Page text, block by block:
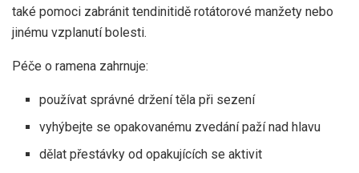
také pomoci zabránit tendinitidě rotátorové manžety nebo
jinému vzplanutí bolesti.
Péče o ramena zahrnuje:
používat správné držení těla při sezení
vyhýbejte se opakovanému zvedání paží nad hlavu
dělat přestávky od opakujících se aktivit